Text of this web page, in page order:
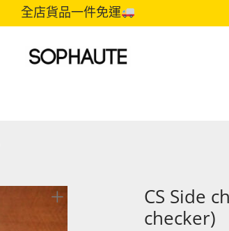
全店貨品一件免運
CS Side
checker)